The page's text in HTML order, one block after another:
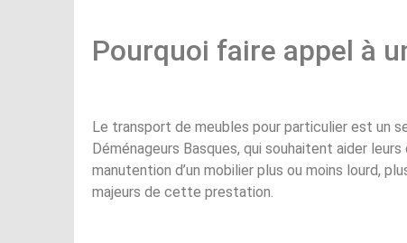
Pourquoi faire appel à
Le transport de meubles pour particulier est un
Déménageurs Basques, qui souhaitent aider
manutention d’un mobilier plus ou moins lourd,
majeurs de cette prestation.